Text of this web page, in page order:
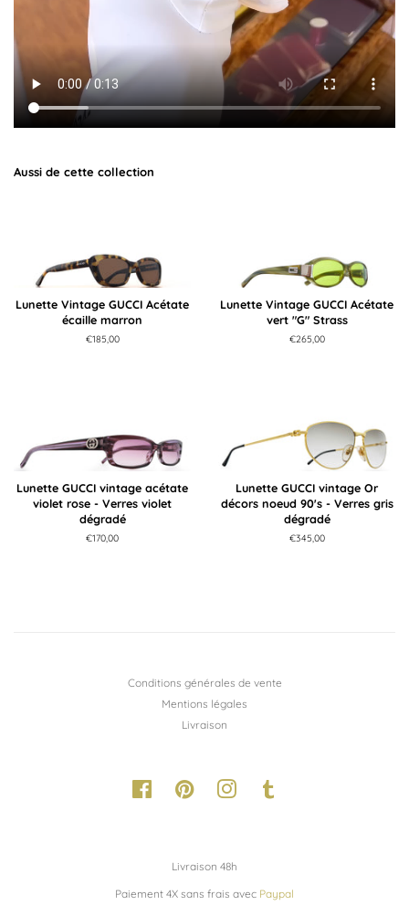
Aussi de cette collection
Lunette Vintage GUCCI Acétate
écaille marron
Prix
€185,00
Lunette Vintage GUCCI Acétate
vert "G" Strass
Prix
€265,00
Lunette GUCCI vintage acétate
violet rose - Verres violet
dégradé
Prix
€170,00
Lunette GUCCI vintage Or
décors noeud 90's - Verres gris
dégradé
Prix
€345,00
Conditions générales de vente
Mentions légales
Livraison
FacebookPinterestInstagram
Livraison 48h
Paiement 4X sans frais avec Paypal